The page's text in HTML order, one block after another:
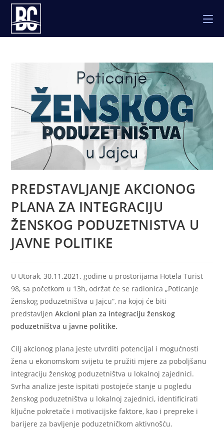
Skip
content
PREDSTAVLJANJE AKCIONOG
PLANA ZA INTEGRACIJU
ŽENSKOG PODUZETNISTVA U
JAVNE POLITIKE
U Utorak, 30.11.2021. godine u prostorijama Hotela Turist
98, sa početkom u 13h, održat će se radionica „Poticanje
ženskog poduzetništva u Jajcu“, na kojoj će biti
predstavljen Akcioni plan za integraciju ženskog
poduzetništva u javne politike.
Cilj akcionog plana jeste utvrditi potencijal i mogućnosti
žena u ekonomskom svijetu te pružiti mjere za poboljšanu
integraciju ženskog poduzetništva u lokalnoj zajednici.
Svrha analize jeste ispitati postojeće stanje u pogledu
ženskog poduzetništva u lokalnoj zajednici, identificirati
ključne pokretače i motivacijske faktore, kao i prepreke i
barijere za bavljenje poduzetničkom aktivnošću.